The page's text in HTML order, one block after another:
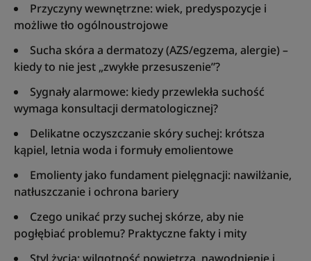
Przyczyny wewnętrzne: wiek, predyspozycje i
możliwe tło ogólnoustrojowe
Sucha skóra a dermatozy (AZS/egzema, alergie) –
kiedy to nie jest „zwykłe przesuszenie”?
Sygnały alarmowe: kiedy przewlekła suchość
wymaga konsultacji dermatologicznej?
Delikatne oczyszczanie skóry suchej: krótsza
kąpiel, letnia woda i formuły emolientowe
Emolienty jako fundament pielęgnacji: nawilżanie,
natłuszczanie i ochrona bariery
Czego unikać przy suchej skórze, aby nie
pogłębiać problemu? Praktyczne fakty i mity